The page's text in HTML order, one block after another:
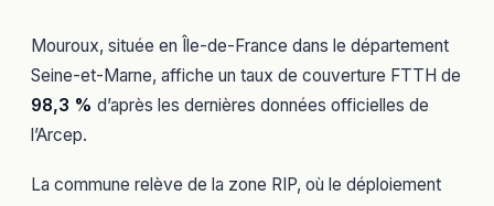
Mouroux, située en Île-de-France dans le département
Seine-et-Marne, affiche un taux de couverture FTTH de
98,3 % d’après les dernières données officielles de
l’Arcep.
La commune relève de la zone RIP, où le déploiement